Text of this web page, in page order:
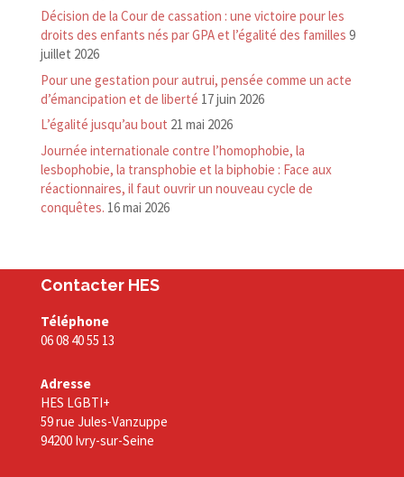
Décision de la Cour de cassation : une victoire pour les
droits des enfants nés par GPA et l’égalité des familles 9
juillet 2026
Pour une gestation pour autrui, pensée comme un acte
d’émancipation et de liberté 17 juin 2026
L’égalité jusqu’au bout 21 mai 2026
Journée internationale contre l’homophobie, la
lesbophobie, la transphobie et la biphobie : Face aux
réactionnaires, il faut ouvrir un nouveau cycle de
conquêtes. 16 mai 2026
Contacter HES
Téléphone
06 08 40 55 13
Adresse
HES LGBTI+
59 rue Jules-Vanzuppe
94200 Ivry-sur-Seine